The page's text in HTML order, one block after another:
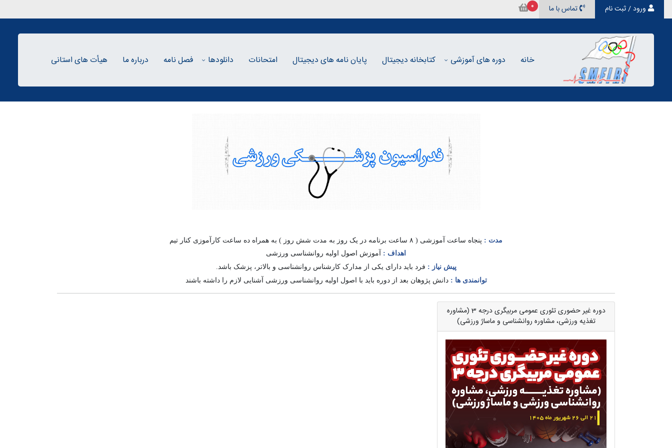
ورود / ثبت نام تماس با ما 0
خانه دوره های آموزشی کتابخانه دیجیتال پایان نامه های دیجیتال امتحانات دانلودها فصل نامه درباره ما هیأت های استانی
مدت : پنجاه ساعت آموزشی ( ۸ ساعت برنامه در یک روز به مدت شش روز ) به همراه ده ساعت کارآموزی کنار تیم
اهداف :
آموزش اصول اولیه روانشناسی ورزشی
پیش نیاز : فرد باید دارای یکی از مدارک کارشناس روانشناسی و بالاتر، پزشک باشد.
توانمندی ها :دانش پژوهان بعد از دوره باید با اصول اولیه روانشناسی ورزشی آشنایی لازم را داشته باشند
دوره غیر حضوری تئوری عمومی مربیگری درجه 3 (مشاوره
تغذیه ورزشی، مشاوره روانشناسی و ماساژ ورزشی)